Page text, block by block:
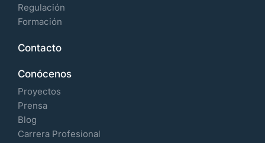
Regulación
Formación
Contacto
Conócenos
Proyectos
Prensa
Blog
Carrera Profesional